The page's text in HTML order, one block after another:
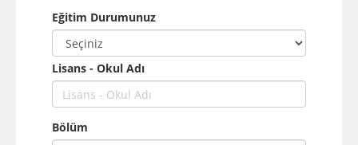
Eğitim Durumunuz
Lisans - Okul Adı
Bölüm